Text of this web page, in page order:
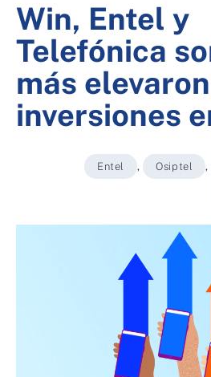
Win, Entel y
Telefónica
más elevaron
inversiones
Entel , Osiptel ,